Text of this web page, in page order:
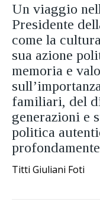
Un viaggio
Presidente
come la
sua azione
memoria e
familiari, del
generazioni e
politica
Titti Giuliani Foti